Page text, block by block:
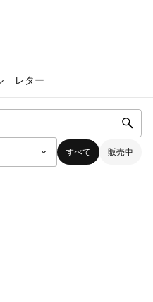
レター
すべて 販売中